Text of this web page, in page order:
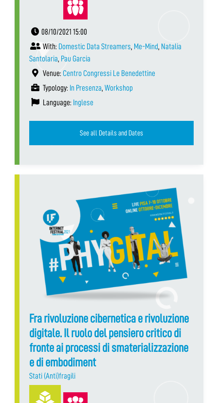
08/10/2021 15:00
With: Domestic Data Streamers, Me-Mind, Natalia
Santolaria, Pau Garcia
Venue: Centro Congressi Le Benedettine
Typology: In Presenza, Workshop
Language: Inglese
See all Details and Dates
Fra rivoluzione cibernetica e rivoluzione
digitale. Il ruolo del pensiero critico di
fronte ai processi di smaterializzazione
e di embodiment
Stati (Anti)fragili